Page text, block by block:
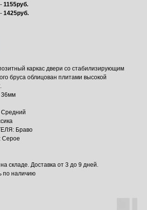
1155руб.
1425руб.
каркас двери со стабилизирующим
бруса облицован плитами высокой
Браво
складе. Доставка от 3 до 9 дней.
по наличию